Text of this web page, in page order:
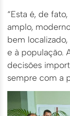
“Esta é, de
amplo,
bem
e à população.
decisões
sempre com a